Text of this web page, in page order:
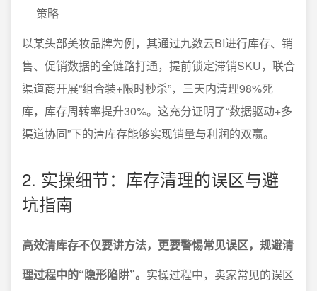
策略
以某头部美妆品牌为例，其通过九数云BI进行库存、销
售、促销数据的全链路打通，提前锁定滞销SKU，联合
渠道商开展“组合装+限时秒杀”，三天内清理98%死
库，库存周转率提升30%。这充分证明了“数据驱动+多
渠道协同”下的清库存能够实现销量与利润的双赢。
2. 实操细节：库存清理的误区与避
坑指南
高效清库存不仅要讲方法，更要警惕常见误区，规避清
理过程中的“隐形陷阱”。 实操过程中，卖家常见的误区